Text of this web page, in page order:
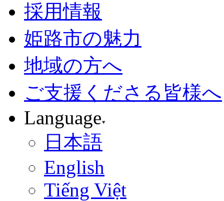
採用情報
姫路市の魅力
地域の方へ
ご支援くださる皆様へ
Language
日本語
English
Tiếng Việt